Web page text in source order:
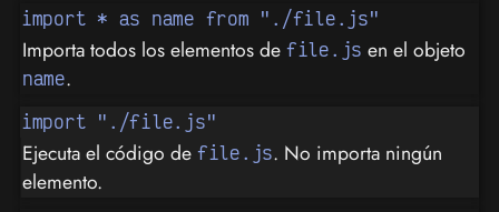
import * as name from "./file.js"
Importa todos los elementos de file.js en el objeto
name.
import "./file.js"
Ejecuta el código de file.js. No importa ningún
elemento.